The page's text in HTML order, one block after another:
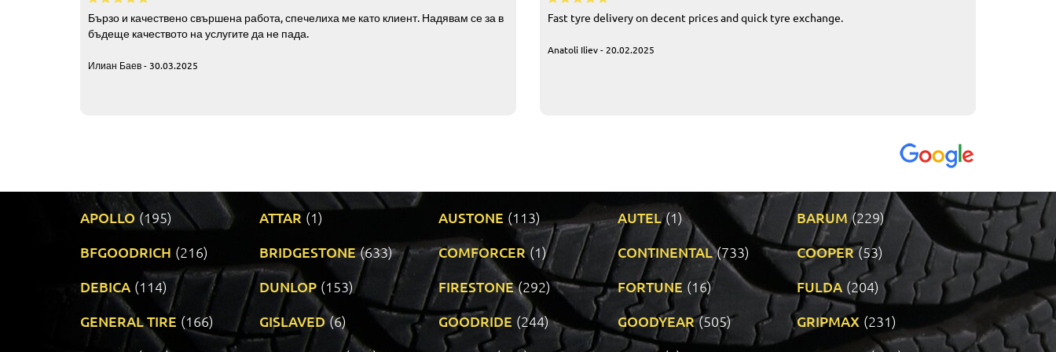
Бързо и качествено свършена работа, спечелиха ме като клиент. Надявам се за в
бъдеще качеството на услугите да не пада.
Илиан Баев - 30.03.2025
Fast tyre delivery on decent prices and quick tyre exchange.
Anatoli Iliev - 20.02.2025
APOLLO (195) ATTAR (1) AUSTONE (113) AUTEL (1) BARUM (229)
BFGOODRICH (216) BRIDGESTONE (633) COMFORCER (1) CONTINENTAL (733) COOPER (53)
DEBICA (114) DUNLOP (153) FIRESTONE (292) FORTUNE (16) FULDA (204)
GENERAL TIRE (166) GISLAVED (6) GOODRIDE (244) GOODYEAR (505) GRIPMAX (231)